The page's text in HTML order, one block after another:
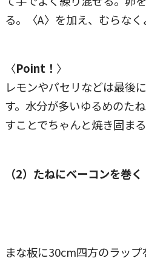
る。〈A〉を加え、むらなく
〈Point！ 〉
レモンやパセリなどは最後
す。水分が多いゆるめのた
すことでちゃんと焼き固ま
（2）たねにベーコンを巻く
まな板に30cm四方のラッ